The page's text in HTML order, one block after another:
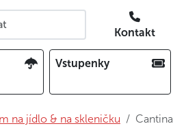
Kontakt
Vstupenky
na jídlo & na skleničku Cantina